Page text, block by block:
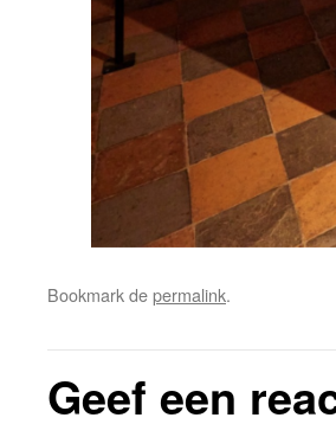
Bookmark depermalink.
Geef een